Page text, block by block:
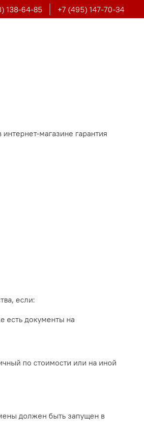
138-64-85 +7 (495) 147-70-34
магазине гарантия
если:
есть документы на
по стоимости или на иной
должен быть запущен в